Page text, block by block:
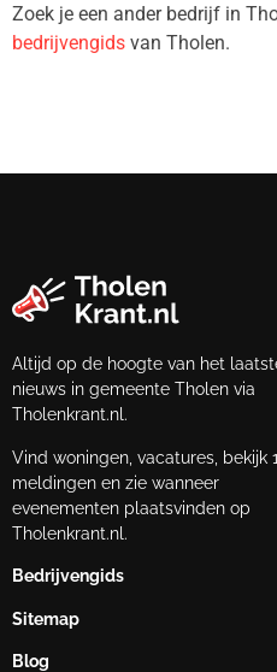
Zoek je een ander bedrijf in
bedrijvengids van Tholen.
Altijd op de hoogte van het
nieuws in gemeente Tholen via
Tholenkrant.nl.
Vind woningen, vacatures, bekijk
meldingen en zie wanneer
evenementen plaatsvinden op
Tholenkrant.nl.
Bedrijvengids
Sitemap
Blog